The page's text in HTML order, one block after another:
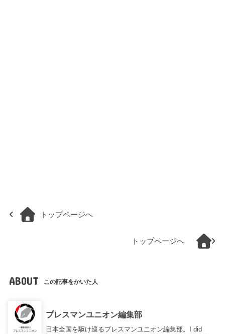
トップページへ
トップページへ
ABOUT この記事をかいた人
プレスマンユニオン編集部
日本全国を駆け巡るプレスマンユニオン編集部。I did